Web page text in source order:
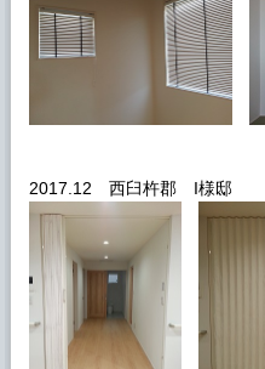
2017.12 西臼杵郡 I様邸